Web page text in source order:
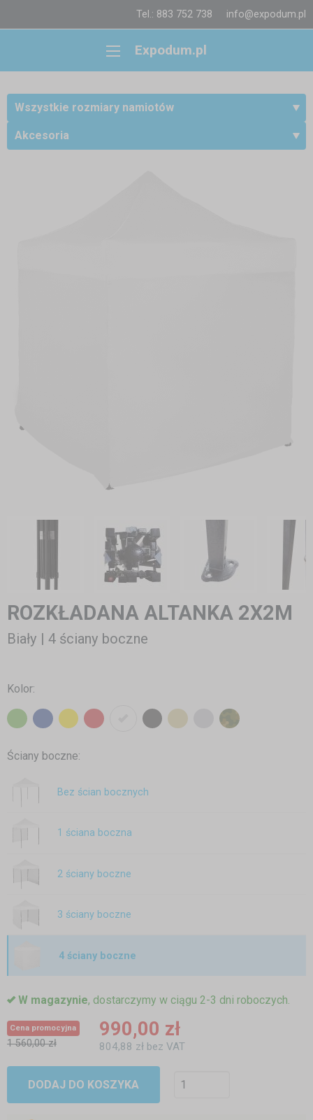
Tel.: 883 752 738 info@expodum.pl
Expodum.pl
Wszystkie rozmiary namiotów
Akcesoria
ROZKŁADANA ALTANKA 2X2M
Biały | 4 ściany boczne
Kolor:
Ściany boczne:
Bez ścian bocznych
1 ściana boczna
2 ściany boczne
3 ściany boczne
4 ściany boczne
W magazynie, dostarczymy w ciągu 2-3 dni roboczych.
Cena promocyjna
1 560,00 zł
990,00 zł
804,88 zł bez VAT
DODAJ DO KOSZYKA